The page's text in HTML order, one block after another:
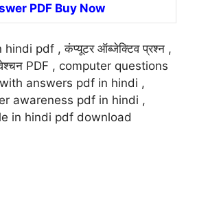
PDF Buy Now
pdf , कंप्यूटर ऑब्जेक्टिव प्रश्न ,
PDF , computer questions
answers pdf in hindi ,
awareness pdf in hindi ,
in hindi pdf download